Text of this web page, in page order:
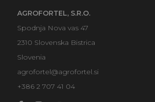
AGROFORTEL, S.R.O.
Spodnja Nova vas 47
2310 Slovenska Bistrica
Slovenia
agrofortel@agrofortel.si
+386 2 707 41 04